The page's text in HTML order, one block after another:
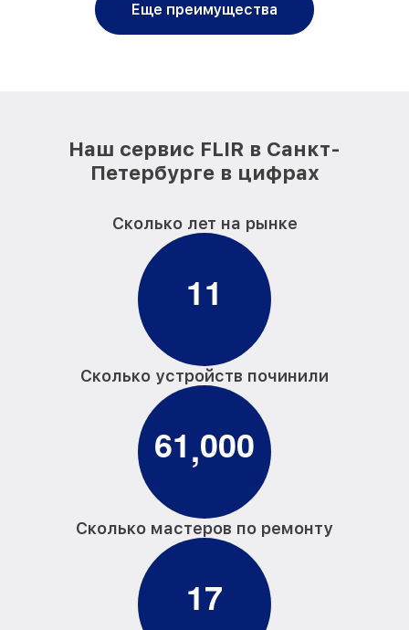
Еще преимущества
Наш сервис FLIR в Санкт-
Петербурге в цифрах
Сколько лет на рынке
11
Сколько устройств починили
61,000
Сколько мастеров по ремонту
17